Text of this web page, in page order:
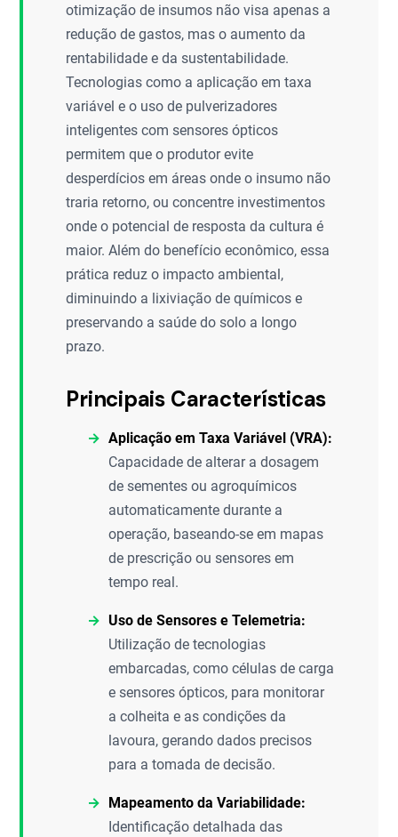
otimização de insumos não visa apenas a
redução de gastos, mas o aumento da
rentabilidade e da sustentabilidade.
Tecnologias como a aplicação em taxa
variável e o uso de pulverizadores
inteligentes com sensores ópticos
permitem que o produtor evite
desperdícios em áreas onde o insumo não
traria retorno, ou concentre investimentos
onde o potencial de resposta da cultura é
maior. Além do benefício econômico, essa
prática reduz o impacto ambiental,
diminuindo a lixiviação de químicos e
preservando a saúde do solo a longo
prazo.
Principais Características
Aplicação em Taxa Variável (VRA):
Capacidade de alterar a dosagem
de sementes ou agroquímicos
automaticamente durante a
operação, baseando-se em mapas
de prescrição ou sensores em
tempo real.
Uso de Sensores e Telemetria:
Utilização de tecnologias
embarcadas, como células de carga
e sensores ópticos, para monitorar
a colheita e as condições da
lavoura, gerando dados precisos
para a tomada de decisão.
Mapeamento da Variabilidade:
Identificação detalhada das